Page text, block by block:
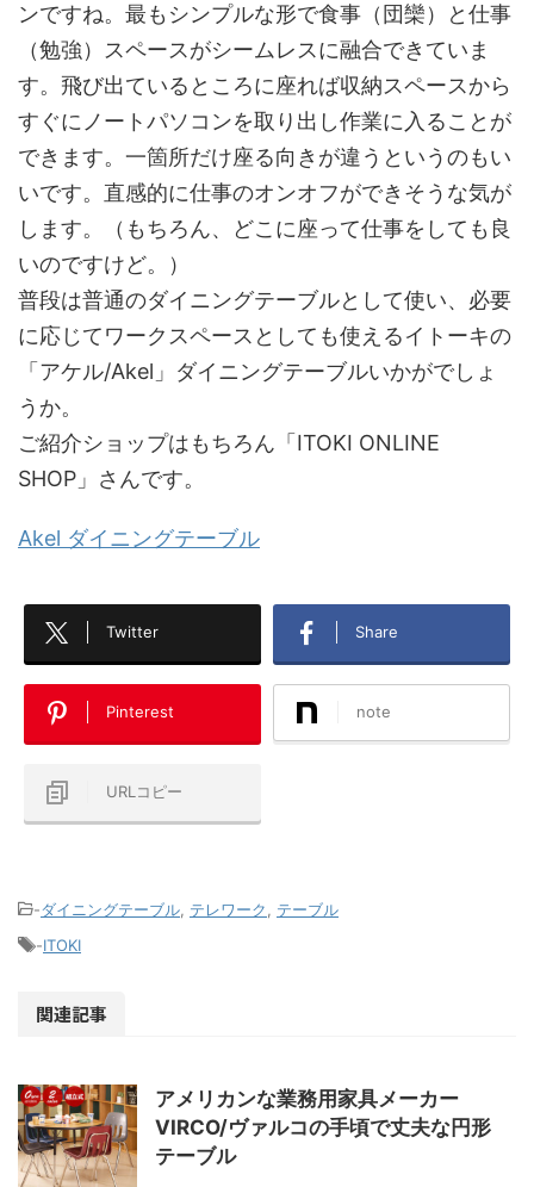
ンですね。最もシンプルな形で食事（団欒）と仕事
（勉強）スペースがシームレスに融合できていま
す。飛び出ているところに座れば収納スペースから
すぐにノートパソコンを取り出し作業に入ることが
できます。一箇所だけ座る向きが違うというのもい
いです。直感的に仕事のオンオフができそうな気が
します。（もちろん、どこに座って仕事をしても良
いのですけど。）
普段は普通のダイニングテーブルとして使い、必要
に応じてワークスペースとしても使えるイトーキの
「アケル/Akel」ダイニングテーブルいかがでしょ
うか。
ご紹介ショップはもちろん「ITOKI ONLINE
SHOP」さんです。
Akel ダイニングテーブル
Twitter Share
Pinterest note
URLコピー
-ダイニングテーブル テレワーク
テーブル
-ITOKI
関連記事
アメリカンな業務用家具メーカー
VIRCO/ヴァルコの手頃で丈夫な円形
テーブル